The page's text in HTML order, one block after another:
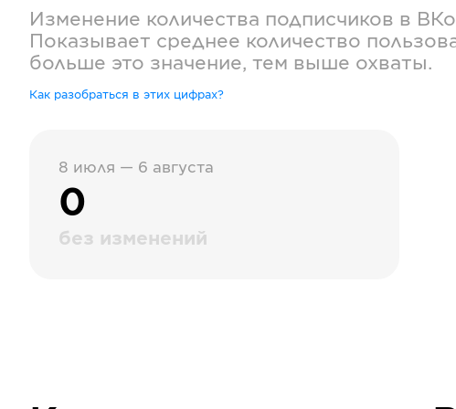
Изменение количества подписчиков в
Показывает среднее количество
больше это значение, тем выше охваты.
Как разобраться в этих цифрах?
8 июля — 6 августа
0
без изменений